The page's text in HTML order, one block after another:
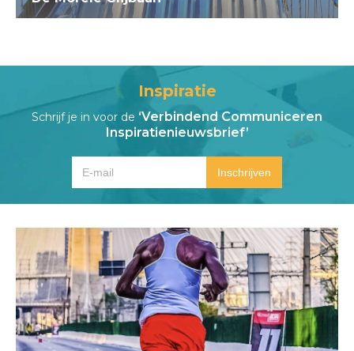
Inspiratie
Schrijf je in voor de ‘Verbindend Communiceren
Inspiratienieuwsbrief’